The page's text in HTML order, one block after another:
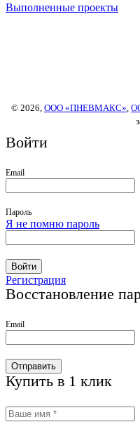
Выполненные проекты
© 2026, ООО «ПНЕВМАКС»
Войти
Email
Пароль
Я не помню пароль
Войти
Регистрация
Восстановление
Email
Отправить
Купить в 1 клик